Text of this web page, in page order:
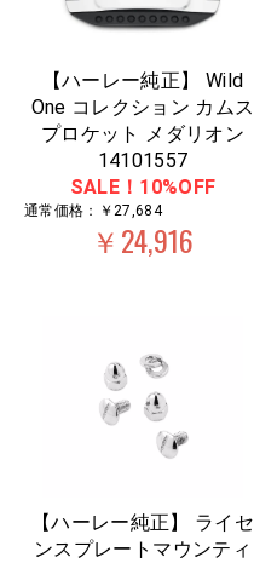
【ハーレー純正】 Wild
One コレクション カムス
プロケット メダリオン
14101557
SALE！10%OFF
通常価格：￥27,684
￥24,916
【ハーレー純正】 ライセ
ンスプレートマウンティ